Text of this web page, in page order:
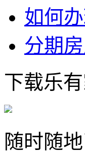
如何
分期
下载乐
随时随